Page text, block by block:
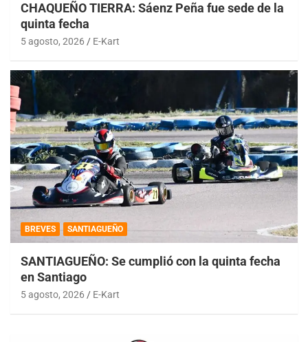
CHAQUEÑO TIERRA: Sáenz Peña fue sede de la
quinta fecha
5 agosto, 2026 E-Kart
BREVES SANTIAGUEÑO
SANTIAGUEÑO: Se cumplió con la quinta fecha
en Santiago
5 agosto, 2026 E-Kart